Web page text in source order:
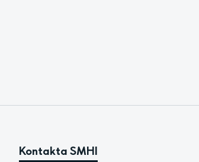
Kontakta SMHI